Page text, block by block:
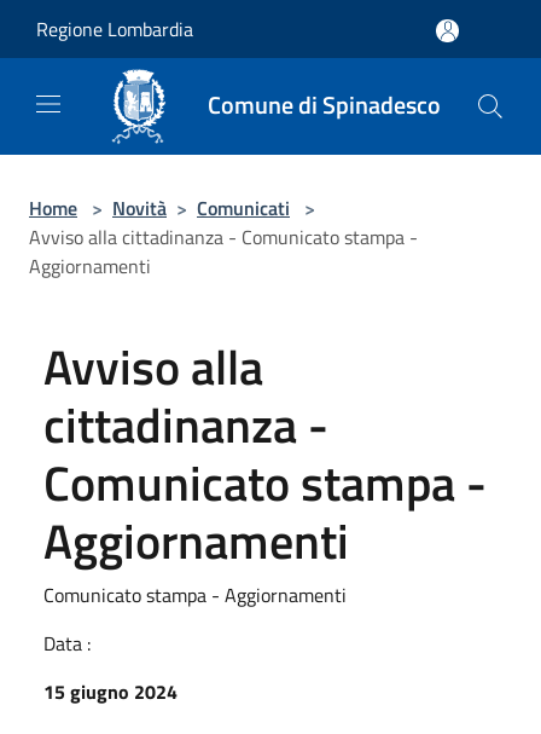
Regione Lombardia
Comune di Spinadesco
Home > Novità > Comunicati >
Avviso alla cittadinanza - Comunicato stampa -
Aggiornamenti
Avviso alla
cittadinanza -
Comunicato stampa -
Aggiornamenti
Comunicato stampa - Aggiornamenti
Data :
15 giugno 2024